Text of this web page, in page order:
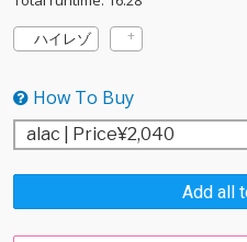
ハイレゾ
How To Buy
Add all